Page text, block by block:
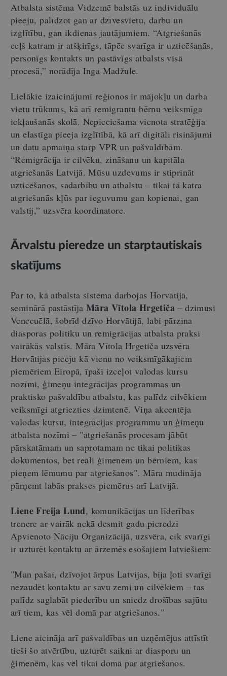
Atbalsta sistēma Vidzemē balstās uz individuālu
pieeju, palīdzot gan ar dzīvesvietu, darbu un
izglītību, gan ikdienas jautājumiem. “Atgriešanās
ceļš katram ir atšķirīgs, tāpēc svarīga ir uzticēšanās,
personīgs kontakts un pastāvīgs atbalsts visā
procesā,” norādīja Inga Madžule.
Lielākie izaicinājumi reģionos ir mājokļu un darba
vietu trūkums, kā arī remigrantu bērnu veiksmīga
iekļaušanās skolā. Nepieciešama vienota stratēģija
un elastīga pieeja izglītībā, kā arī digitāli risinājumi
un datu apmaiņa starp VPR un pašvaldībām.
“Remigrācija ir cilvēku, zināšanu un kapitāla
atgriešanās Latvijā. Mūsu uzdevums ir stiprināt
uzticēšanos, sadarbību un atbalstu – tikai tā katra
atgriešanās kļūs par ieguvumu gan kopienai, gan
valstij,” uzsvēra koordinatore.
Ārvalstu pieredze un starptautiskais
skatījums
Par to, kā atbalsta sistēma darbojas Horvātijā,
seminārā pastāstīja Māra Vītola Hrgetiča – dzimusi
Venecuēlā, šobrīd dzīvo Horvātijā, labi pārzina
diasporas politiku un remigrācijas atbalsta praksi
vairākās valstīs. Māra Vītola Hrgetiča uzsvēra
Horvātijas pieeju kā vienu no veiksmīgākajiem
piemēriem Eiropā, īpaši izceļot valodas kursu
nozīmi, ģimeņu integrācijas programmas un
praktisko pašvaldību atbalstu, kas palīdz cilvēkiem
veiksmīgi atgriezties dzimtenē. Viņa akcentēja
valodas kursu, integrācijas programmu un ģimeņu
atbalsta nozīmi – "atgriešanās procesam jābūt
pārskatāmam un saprotamam ne tikai politikas
dokumentos, bet reāli ģimenēm un bērniem, kas
pieņem lēmumu par atgriešanos". Māra mudināja
pārņemt labās prakses piemērus arī Latvijā.
Liene Freija Lund, komunikācijas un līderības
trenere ar vairāk nekā desmit gadu pieredzi
Apvienoto Nāciju Organizācijā, uzsvēra, cik svarīgi
ir uzturēt kontaktu ar ārzemēs esošajiem latviešiem:
"Man pašai, dzīvojot ārpus Latvijas, bija ļoti svarīgi
nezaudēt kontaktu ar savu zemi un cilvēkiem – tas
palīdz saglabāt piederību un sniedz drošības sajūtu
arī tiem, kas vēl domā par atgriešanos."
Liene aicināja arī pašvaldības un uzņēmējus attīstīt
tieši šo atvērtību, uzturēt saikni ar diasporu un
ģimenēm, kas vēl tikai domā par atgriešanos.